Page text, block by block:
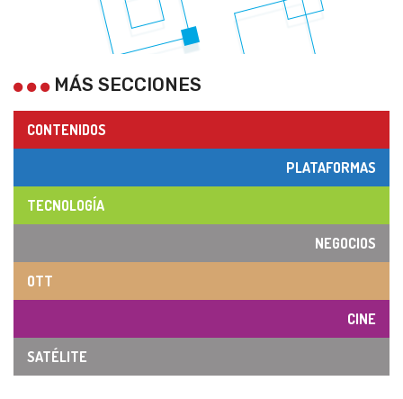
MÁS SECCIONES
CONTENIDOS
PLATAFORMAS
TECNOLOGÍA
NEGOCIOS
OTT
CINE
SATÉLITE